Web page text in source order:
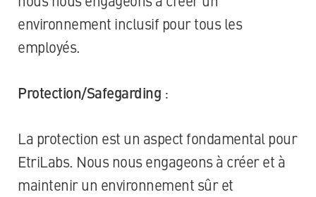
environnement inclusif pour tous les
employés.
Protection/Safegarding :
La protection est un aspect fondamental pour
EtriLabs. Nous nous engageons à créer et à
maintenir un environnement sûr et